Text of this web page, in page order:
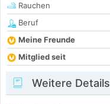
Rauchen
Beruf
Meine Freunde
Mitglied seit
Weitere Details